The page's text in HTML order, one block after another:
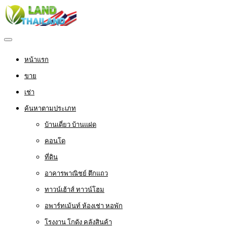
หน้าแรก
ขาย
เช่า
ค้นหาตามประเภท
บ้านเดี่ยว บ้านแฝด
คอนโด
ที่ดิน
อาคารพาณิชย์ ตึกแถว
ทาวน์เฮ้าส์ ทาวน์โฮม
อพาร์ทเม้นท์ ห้องเช่า หอพัก
โรงงาน โกดัง คลังสินค้า